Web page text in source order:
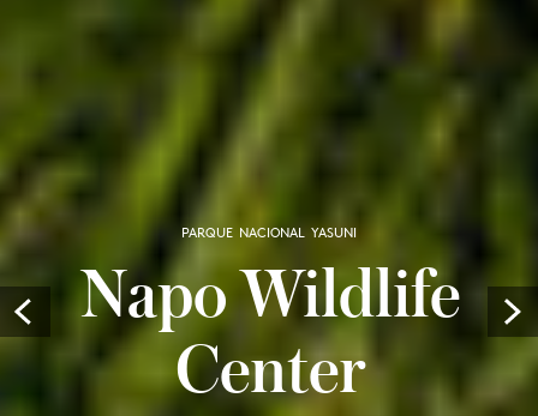
PARQUE NACIONAL YASUNI
Napo Wildlife
Center